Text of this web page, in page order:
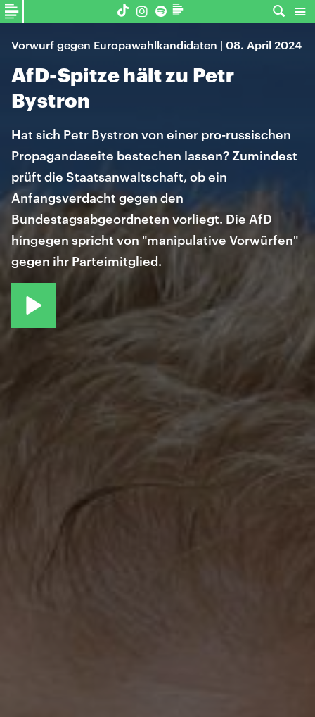
Vorwurf gegen Europawahlkandidaten | 08. April 2024
AfD-Spitze hält zu Petr
Bystron
Hat sich Petr Bystron von einer pro-russischen
Propagandaseite bestechen lassen? Zumindest
prüft die Staatsanwaltschaft, ob ein
Anfangsverdacht gegen den
Bundestagsabgeordneten vorliegt. Die AfD
hingegen spricht von "manipulative Vorwürfen"
gegen ihr Parteimitglied.